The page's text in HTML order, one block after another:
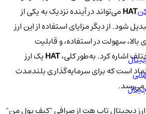
HATمی‌تواند در آینده نزدیک به یکی از
شود. از دیگر مزایای استفاده از این ارز
سهولت در استفاده، و قابلیت
اشاره کرد. به‌طور کلی،HATیک ارز
است که برای سرمایه‌گذاری بلندمدت
دیجیتال تاپ هت از صرافی "کیف پول من"